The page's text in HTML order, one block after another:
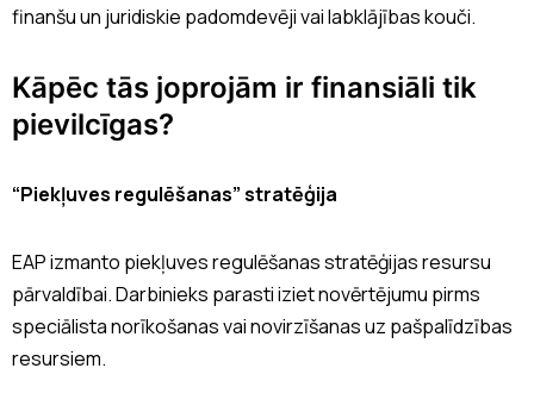
finanšu un juridiskie padomdevēji vai labklājības kouči.
Kāpēc tās joprojām ir finansiāli tik
pievilcīgas?
“Piekļuves regulēšanas” stratēģija
EAP izmanto piekļuves regulēšanas stratēģijas resursu
pārvaldībai. Darbinieks parasti iziet novērtējumu pirms
speciālista norīkošanas vai novirzīšanas uz pašpalīdzības
resursiem.